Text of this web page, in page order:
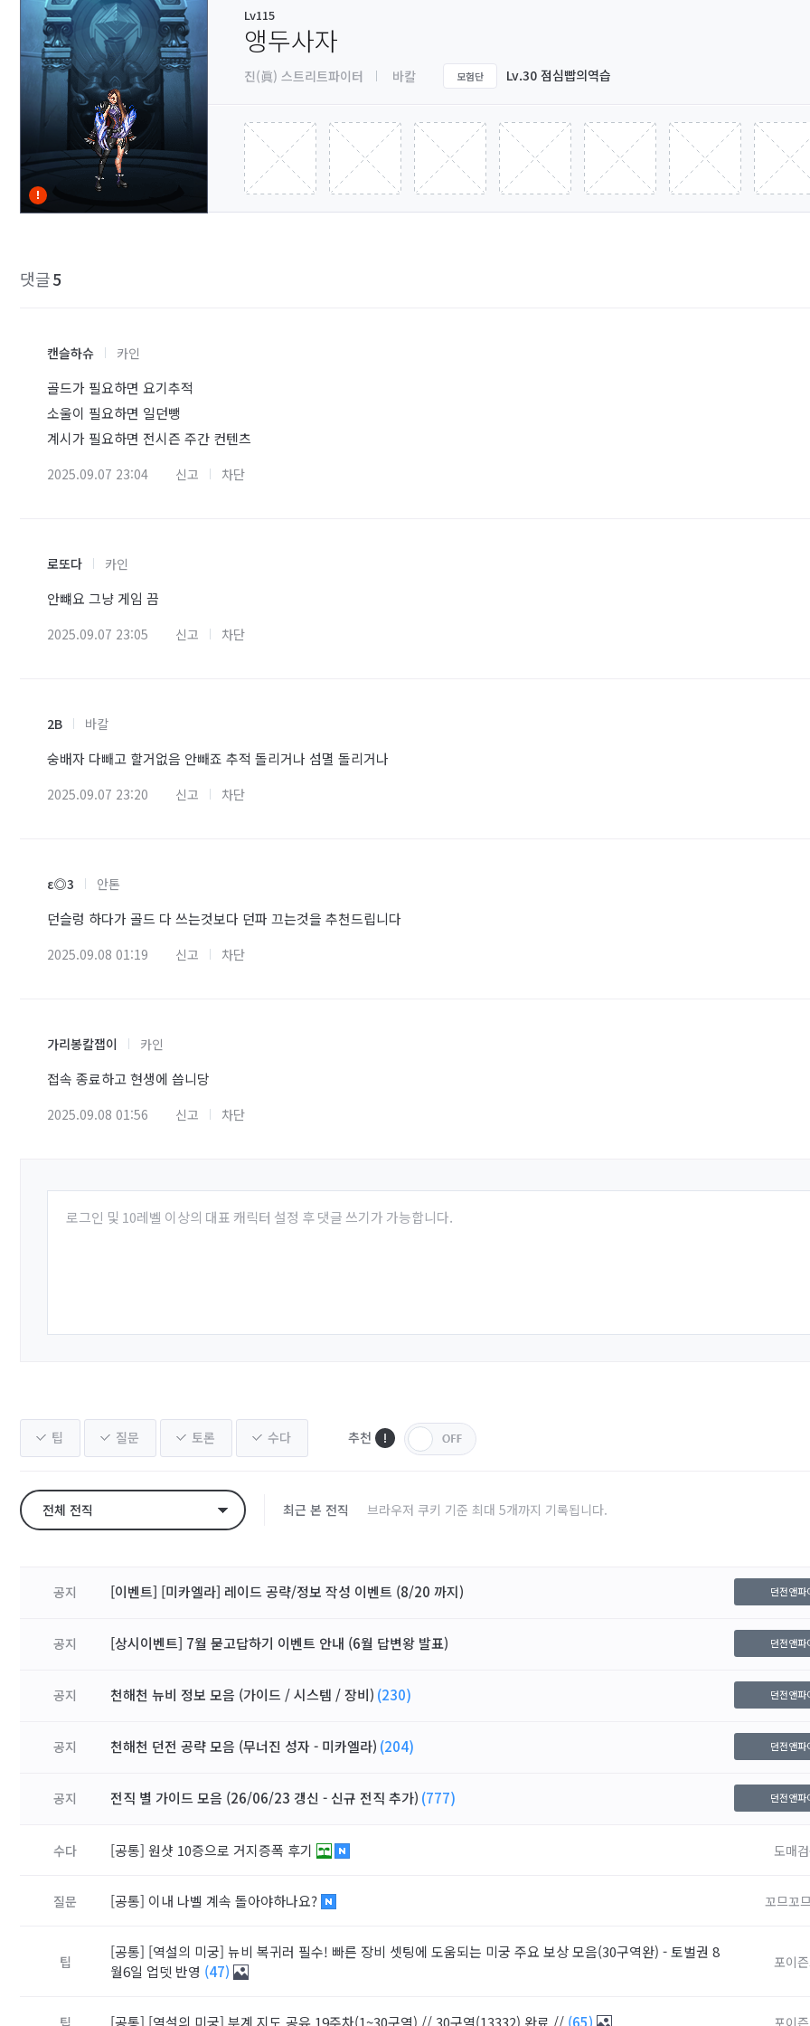
Lv115
앵두사자
진(眞) 스트리트파이터 바칼 모험단 Lv.30 점심빱의역습
댓글5
캔슬하슈 카인
골드가 필요하면 요기추적
소울이 필요하면 일던뺑
계시가 필요하면 전시즌 주간 컨텐츠
2025.09.07 23:04 신고 차단
로또다 카인
안뺴요 그냥 게임 끔
2025.09.07 23:05 신고 차단
2B 바칼
숭배자 다빼고 할거없음 안빼죠 추적 돌리거나 섬멸 돌리거나
2025.09.07 23:20 신고 차단
ε◎3 안톤
던슬렁 하다가 골드 다 쓰는것보다 던파 끄는것을 추천드립니다
2025.09.08 01:19 신고 차단
가리봉칼잽이 카인
접속 종료하고 현생에 씁니당
2025.09.08 01:56 신고 차단
로그인 및 10레벨 이상의 대표 캐릭터 설정 후 댓글 쓰기가 가능합니다.
팁 질문 토론 수다 추천
전체 전직 최근 본 전직 브라우저 쿠키 기준 최대 5개까지 기록됩니다.
공지 [이벤트] [미카엘라] 레이드 공략/정보 작성 이벤트 (8/20 까지) 던전앤파
공지 [상시이벤트] 7월 묻고답하기 이벤트 안내 (6월 답변왕 발표) 던전앤파
공지 천해천 뉴비 정보 모음 (가이드 / 시스템 / 장비) (230) 던전앤파
공지 천해천 던전 공략 모음 (무너진 성자 - 미카엘라) (204) 던전앤파
공지 전직 별 가이드 모음 (26/06/23 갱신 - 신규 전직 추가) (777) 던전앤파
수다 [공통] 원샷 10증으로 거지증폭 후기 도매
질문 [공통] 이내 나벨 계속 돌아야하나요? 꼬므꼬
팁
[공통] [역설의 미궁] 뉴비 복귀러 필수! 빠른 장비 셋팅에 도움되는 미궁 주요 보상 모음(30구역완) - 토벌권 8
월6일 업뎃 반영 (47)
포이
팁 [공통] [역설의 미궁] 부계 지도 공유 19주차(1~30구역) // 30구역(13332) 완료 // (65) 포이